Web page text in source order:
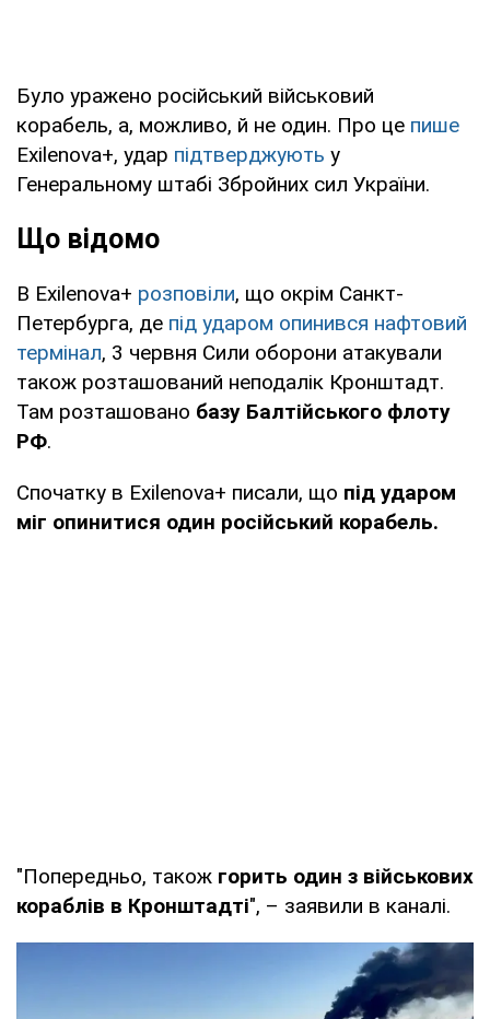
Було уражено російський військовий
корабель, а, можливо, й не один. Про це пише
Exilenova+, удар підтверджують у
Генеральному штабі Збройних сил України.
Що відомо
В Exilenova+ розповіли, що окрім Санкт-
Петербурга, де під ударом опинився нафтовий
термінал, 3 червня Сили оборони атакували
також розташований неподалік Кронштадт.
Там розташовано базу Балтійського флоту
РФ.
Спочатку в Exilenova+ писали, що під ударом
міг опинитися один російський корабель.
"Попередньо, також горить один з військових
кораблів в Кронштадті", – заявили в каналі.